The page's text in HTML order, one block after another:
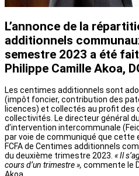
L’annonce de la
additionnels
semestre 2023 a été
Philippe Camille Akoa,
Les centimes additionnels sont
(impôt foncier, contribution des
licences) et collectés au profit des
collectivités. Le directeur général
d’intervention intercommunale
par voie de communiqué que cette
FCFA de Centimes additionnels
du deuxième trimestre 2023. « Il
cours d’un trimestre », commente le